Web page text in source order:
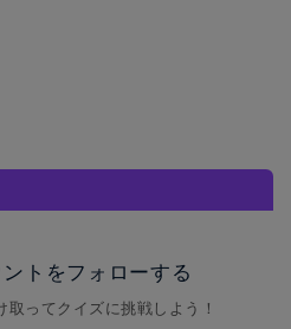
トをフォローする
取ってクイズに挑戦しよう！